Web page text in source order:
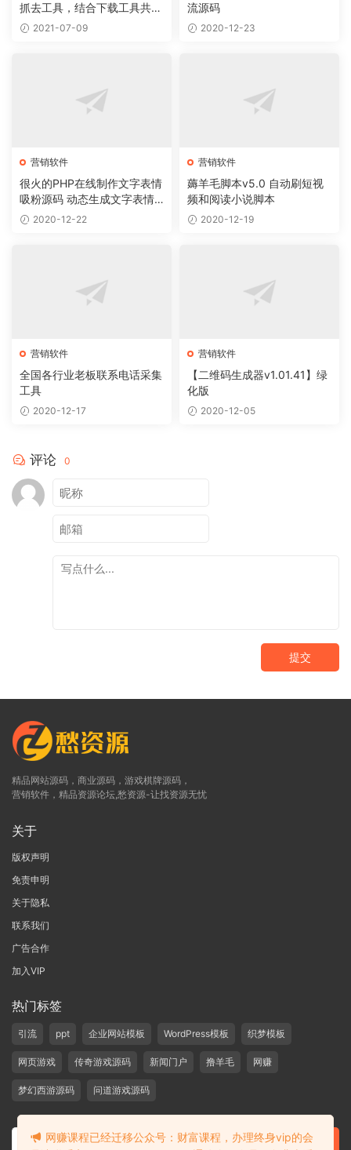
抓去工具，结合下载工具共同
使用实现下载宝贝服务
2021-07-09
流源码
2020-12-23
营销软件
很火的PHP在线制作文字表情
吸粉源码 动态生成文字表情
图片源码 在线制作表情包源
2020-12-22
营销软件
薅羊毛脚本v5.0 自动刷短视
频和阅读小说脚本
2020-12-19
营销软件
全国各行业老板联系电话采集
工具
2020-12-17
营销软件
【二维码生成器v1.01.41】绿
化版
2020-12-05
评论 0
提交
精品网站源码，商业源码，游戏棋牌源码，
营销软件，精品资源论坛,愁资源-让找资源无忧
关于
版权声明
免责申明
关于隐私
联系我们
广告合作
加入VIP
热门标签
引流 ppt 企业网站模板 WordPress模板 织梦模板
网页游戏 传奇游戏源码 新闻门户 撸羊毛 网赚
梦幻西游源码 问道游戏源码
网赚课程已经迁移公众号：财富课程，办理终身vip的会